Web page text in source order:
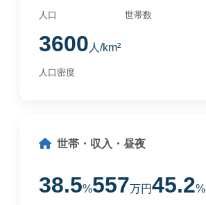
人口 世帯数
3600 人/km²
人口密度
世帯・収入・昼夜
38.5%557万円45.2%